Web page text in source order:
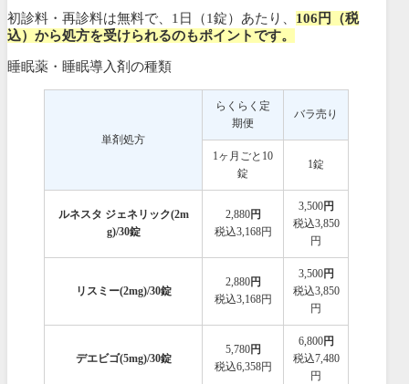
初診料・再診料は無料で、1日（1錠）あたり、 106円（税
込）から処方を受けられるのもポイントです。
睡眠薬・睡眠導入剤の種類
単剤処方
らくらく定
期便
バラ売り
1ヶ月ごと10
錠
1錠
ルネスタ ジェネリック(2m
g)/30錠
2,880円
税込3,168円
3,500円
税込3,850
円
リスミー(2mg)/30錠
2,880円
税込3,168円
3,500円
税込3,850
円
デエビゴ(5mg)/30錠
5,780円
税込6,358円
6,800円
税込7,480
円